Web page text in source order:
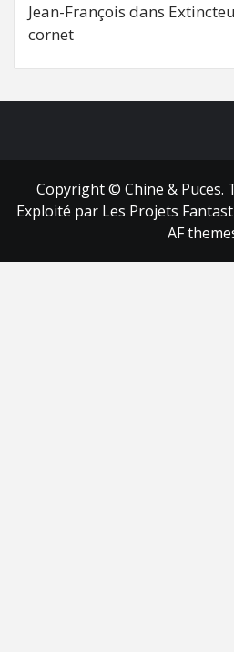
Jean-François dans
cornet
Copyright © Chine & Puces.
Exploité par Les Projets
AF